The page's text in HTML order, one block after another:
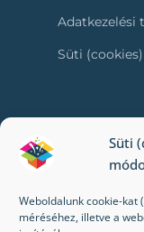
Süti
Weboldalunk cookie-kat
méréséhez, illetve a
Adatkezelési
Süti
RÓLUNK
Kik vagyunk